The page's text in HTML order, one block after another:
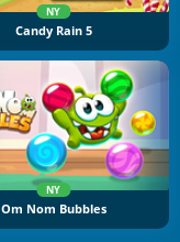
NY
Candy Rain 5
NY
Om Nom Bubbles